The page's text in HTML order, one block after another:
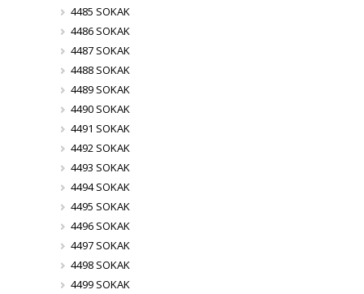
4485 SOKAK
4486 SOKAK
4487 SOKAK
4488 SOKAK
4489 SOKAK
4490 SOKAK
4491 SOKAK
4492 SOKAK
4493 SOKAK
4494 SOKAK
4495 SOKAK
4496 SOKAK
4497 SOKAK
4498 SOKAK
4499 SOKAK